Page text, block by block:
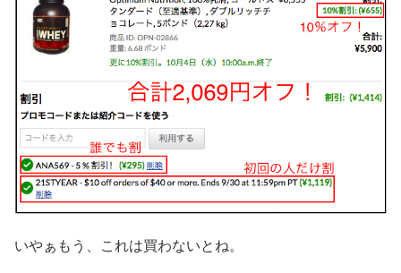
いやぁもう、これは買わないとね。